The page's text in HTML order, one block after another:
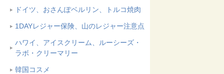
ドイツ、おさんぽベルリン、トルコ焼肉
1DAYレジャー保険、山のレジャー注意点
ハワイ、アイスクリーム、ルーシーズ・
ラボ・クリーマリー
韓国コスメ